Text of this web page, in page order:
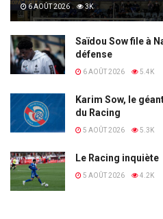
6 AOÛT 2026 3K
Saïdou Sow file à
défense
6 AOÛT 2026 5.4K
Karim Sow, le
du Racing
5 AOÛT 2026 5.3K
Le Racing inquiète
5 AOÛT 2026 4.2K